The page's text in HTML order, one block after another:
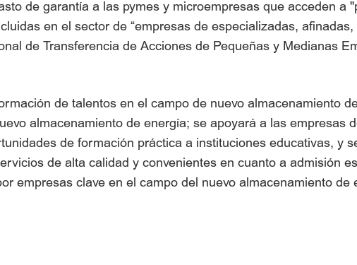
de garantía a las pymes y microempresas que acceden
en el sector de “empresas de especializadas,
de Transferencia de Acciones de Pequeñas y Medianas
de talentos en el campo de nuevo almacenamiento
almacenamiento de energía; se apoyará a las empresas
de formación práctica a instituciones educativas, y
de alta calidad y convenientes en cuanto a admisión
empresas clave en el campo del nuevo almacenamiento de